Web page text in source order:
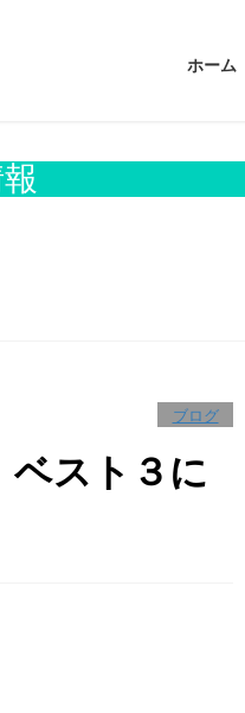
ホーム
ブログ
ベスト３に